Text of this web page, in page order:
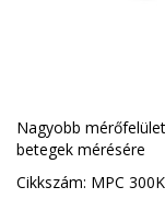
Nagyobb
betegek mérésére
Cikkszám: MPC